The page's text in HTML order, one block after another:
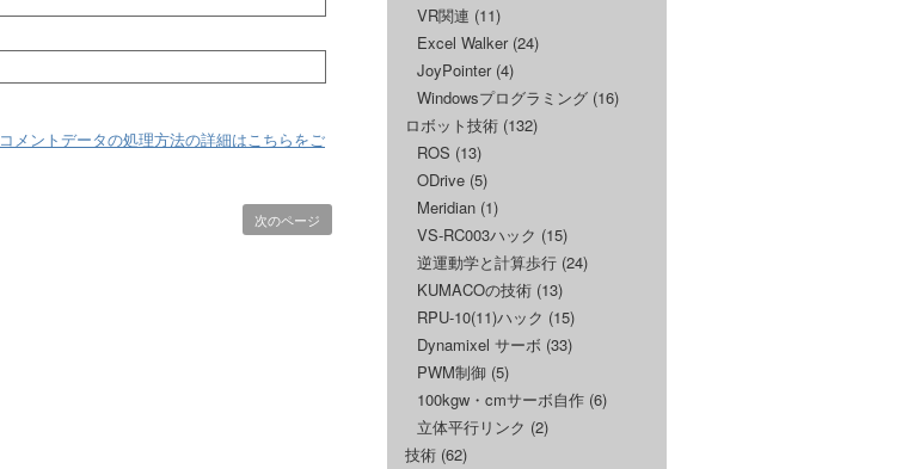
コメントデータの処理方法の詳細はこちらをご
次のページ
VR関連 (11)
Excel Walker(24)
JoyPointer(4)
Windowsプログラミング (16)
ロボット技術 (132)
ROS (13)
ODrive (5)
Meridian (1)
VS-RC003ハック (15)
逆運動学と計算歩行 (24)
KUMACOの技術 (13)
RPU-10(11)ハック (15)
Dynamixel サーボ (33)
PWM制御 (5)
100kgw・cmサーボ自作 (6)
立体平行リンク (2)
技術 (62)